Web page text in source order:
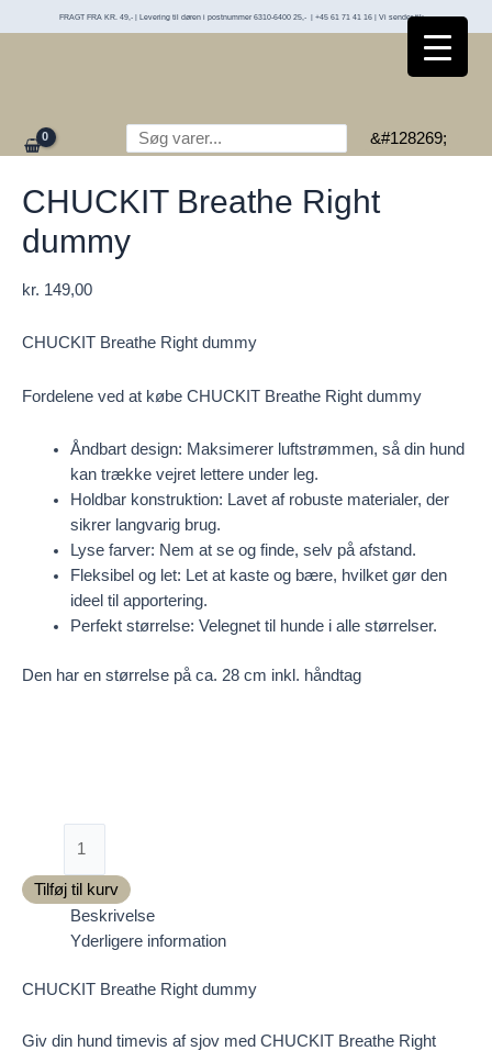
til
FRAGT FRA KR. 49,- | Levering til døren i postnummer 6310-6400 25,- | +45 61 71 41 16 | Vi sender til:
Søg &#128269;
CHUCKIT Breathe Right
dummy
kr. 149,00
CHUCKIT Breathe Right dummy
Fordelene ved at købe CHUCKIT Breathe Right dummy
Åndbart design: Maksimerer luftstrømmen, så din hund
kan trække vejret lettere under leg.
Holdbar konstruktion: Lavet af robuste materialer, der
sikrer langvarig brug.
Lyse farver: Nem at se og finde, selv på afstand.
Fleksibel og let: Let at kaste og bære, hvilket gør den
ideel til apportering.
Perfekt størrelse: Velegnet til hunde i alle størrelser.
Den har en størrelse på ca. 28 cm inkl. håndtag
Right
dummy
Tilføj til kurv
Beskrivelse
Yderligere information
CHUCKIT Breathe Right dummy
Giv din hund timevis af sjov med CHUCKIT Breathe Right